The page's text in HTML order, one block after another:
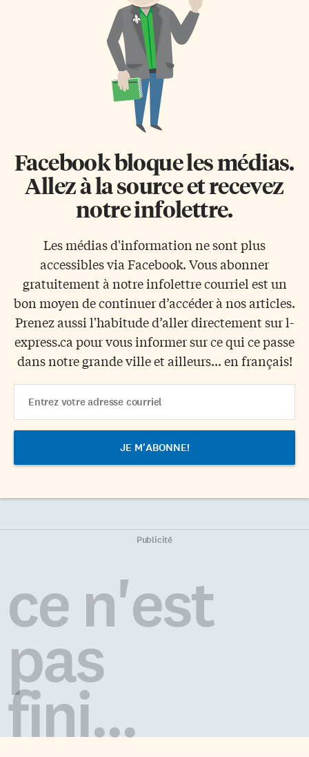
Facebook bloque les médias.
Allez à la source et recevez
notre infolettre.
Les médias d'information ne sont plus
accessibles via Facebook. Vous abonner
gratuitement à notre infolettre courriel est un
bon moyen de continuer d’accéder à nos articles.
Prenez aussi l'habitude d’aller directement sur l-
express.ca pour vous informer sur ce qui ce passe
dans notre grande ville et ailleurs... en français!
Address
Publicité
ce n'est
pas
fini...